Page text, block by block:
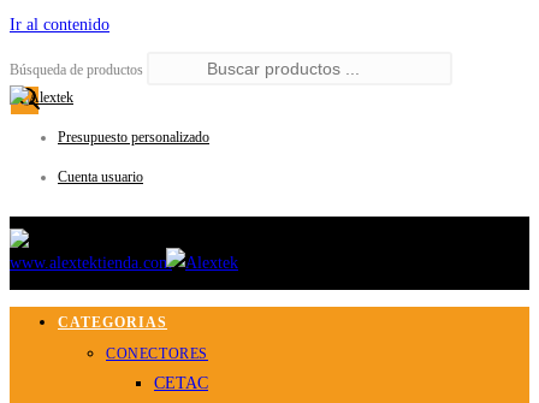
Ir al contenido
Búsqueda de productos
Presupuesto personalizado
Cuenta usuario
CATEGORIAS
CONECTORES
CETAC